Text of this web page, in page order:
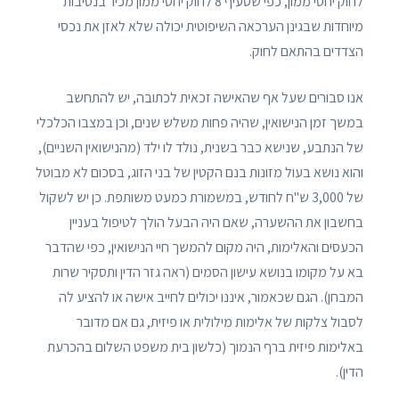
מיוחדות שבגינן הערכאה השיפוטית יכולה שלא לאזן את נכסי
הצדדים בהתאם לחוק.
אנו סבורים שעל אף שהאישה זכאית לכתובה, יש להתחשב
במשך זמן הנישואין, שהיה פחות משלש שנים, וכן במצבו הכלכלי
של הנתבע, שנישא כבר בשנית, נולד לו ילד (מהנישואין השניים),
והוא נושא בעול מזונות בנם הקטין של בני הזוג, בסכום לא מבוטל
של 3,000 ש"ח לחודש, במשמורת כמעט משותפת. כן יש לשקול
בחשבון את ההשערה, שאם היה הבעל הולך לטיפול בעניין
הכעסים והאלימות, היה מקום להמשך חיי הנישואין, כפי שהדבר
בא על מקומו בנושא עישון הסמים (ראה גזר הדין ותסקיר שרות
המבחן). הגם שכאמור, איננו יכולים לחייב אישה או להציע לה
לסבול צלקות של אלימות מילולית או פיזית, גם אם מדובר
באלימות פיזית ברף הנמוך (כלשון בית משפט השלום בהכרעת
הדין).